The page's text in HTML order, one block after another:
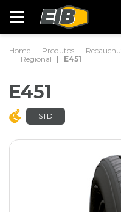
Home Produtos
Regional
E451
E451
STD